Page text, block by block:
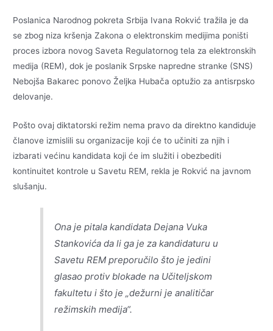
Poslanica Narodnog pokreta Srbija Ivana Rokvić tražila je da
se zbog niza kršenja Zakona o elektronskim medijima poništi
proces izbora novog Saveta Regulatornog tela za elektronskih
medija (REM), dok je poslanik Srpske napredne stranke (SNS)
Nebojša Bakarec ponovo Željka Hubača optužio za antisrpsko
delovanje.
Pošto ovaj diktatorski režim nema pravo da direktno kandiduje
članove izmislili su organizacije koji će to učiniti za njih i
izbarati većinu kandidata koji će im služiti i obezbediti
kontinuitet kontrole u Savetu REM, rekla je Rokvić na javnom
slušanju.
Ona je pitala kandidata Dejana Vuka
Stankovića da li ga je za kandidaturu u
Savetu REM preporučilo što je jedini
glasao protiv blokade na Učiteljskom
fakultetu i što je „dežurni je analitičar
režimskih medija“.